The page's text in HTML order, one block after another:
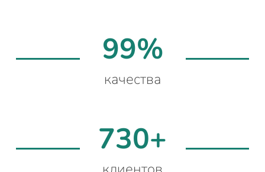
99%
качества
730+